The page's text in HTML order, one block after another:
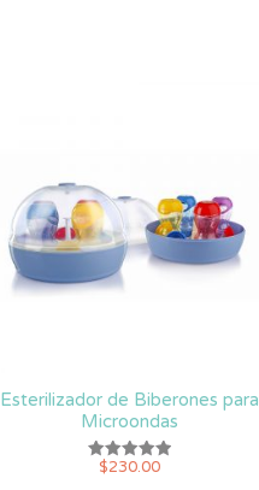
Esterilizador de Biberones para
Microondas
Valorado
$230.00